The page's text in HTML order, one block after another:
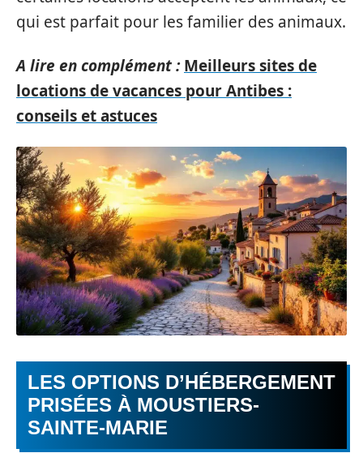
qui est parfait pour les familier des animaux.
A lire en complément : Meilleurs sites de
locations de vacances pour Antibes :
conseils et astuces
LES OPTIONS D’HÉBERGEMENT
PRISÉES À MOUSTIERS-
SAINTE-MARIE